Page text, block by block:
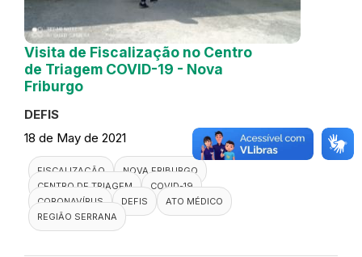
Visita de Fiscalização no Centro
de Triagem COVID-19 - Nova
Friburgo
DEFIS
18 de May de 2021
FISCALIZAÇÃO
NOVA FRIBURGO
CENTRO DE TRIAGEM
COVID-19
CORONAVÍRUS
DEFIS
ATO MÉDICO
REGIÃO SERRANA